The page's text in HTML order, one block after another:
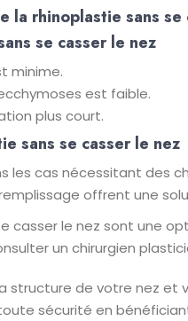
la rhinoplastie sans se
se casser le nez
minime.
est faible.
plus court.
sans se casser le nez
les cas nécessitant des
offrent une
casser le nez sont une
un chirurgien
structure de votre nez
sécurité en